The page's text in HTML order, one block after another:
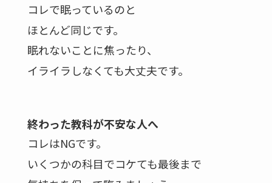
コレで眠っているのと
ほとんど同じです。
眠れないことに焦ったり、
イライラしなくても大丈夫です。
終わった教科が不安な人へ
コレはNGです。
いくつかの科目でコケても最後まで